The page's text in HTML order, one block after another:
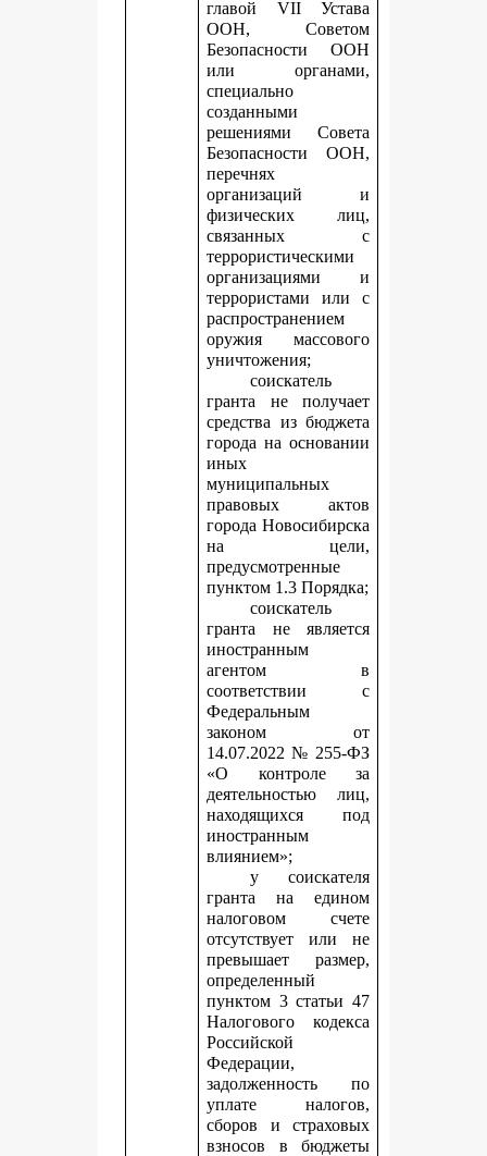
главой VII Устава
ООН, Советом
Безопасности ООН
или органами,
специально
созданными
решениями Совета
Безопасности ООН,
перечнях
организаций и
физических лиц,
связанных с
террористическими
организациями и
террористами или с
распространением
оружия массового
уничтожения;
соискатель
гранта не получает
средства из бюджета
города на основании
иных
муниципальных
правовых актов
города Новосибирска
на цели,
предусмотренные
пунктом 1.3 Порядка;
соискатель
гранта не является
иностранным
агентом в
соответствии с
Федеральным
законом от
14.07.2022 № 255-ФЗ
«О контроле за
деятельностью лиц,
находящихся под
иностранным
влиянием»;
у соискателя
гранта на едином
налоговом счете
отсутствует или не
превышает размер,
определенный
пунктом 3 статьи 47
Налогового кодекса
Российской
Федерации,
задолженность по
уплате налогов,
сборов и страховых
взносов в бюджеты